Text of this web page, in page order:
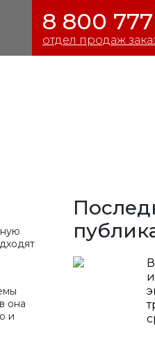
8 800
отдел продаж
она
и